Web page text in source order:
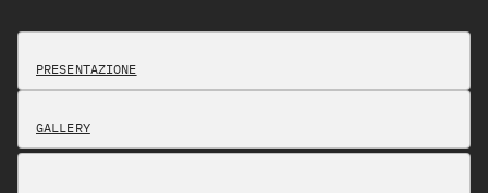
PRESENTAZIONE
GALLERY